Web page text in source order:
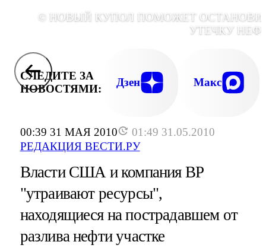
00:39 31 МАЯ 2010
01:49 31.05.2010
РЕДАКЦИЯ ВЕСТИ.РУ
© НОВЫЙ КУПОЛ ПОМОЖЕТ
УТЕЧКУ
СЛЕДИТЕ ЗА
НОВОСТЯМИ:
Дзен Макс
Власти США и компания ВР
"утраивают ресурсы",
находящиеся на пострадавшем от
разлива нефти участке